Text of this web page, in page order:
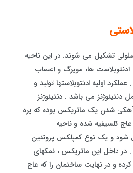
سلولی تشکیل می شوند. در این ناحیه
ها، مویرگ و اعصاب
اولیه ادنتوبلاستها تولید و
می باشد . دنتینوژنز
شدن یک ماتریکس بوده که پره
کلسیفیه شده و ناحیه
شود و یک نوع کمپلکس پروتئین
در داخل این ماتریکس ، نمکهای
و در نهایت ساختمان را که عاج